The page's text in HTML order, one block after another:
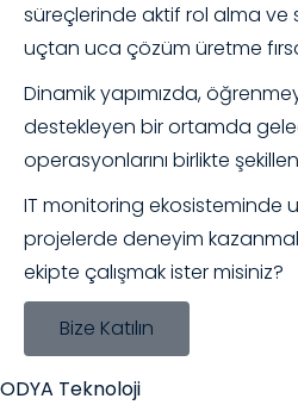
süreçlerinde aktif rol alma
uçtan uca çözüm üretme
Dinamik yapımızda,
destekleyen bir ortamda
operasyonlarını birlikte
IT monitoring ekosisteminde
projelerde deneyim
ekipte çalışmak ister misiniz?
Bize Katılın
ODYA Teknoloji